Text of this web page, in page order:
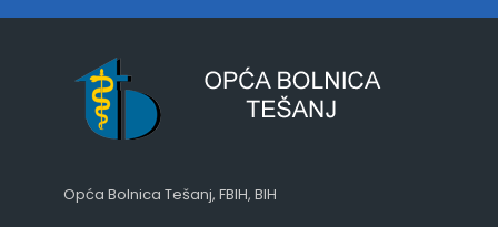
Opća Bolnica Tešanj, FBIH, BIH